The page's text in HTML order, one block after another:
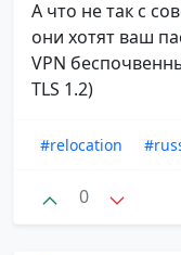
А что не так с
они хотят ваш
VPN
TLS 1.2)
#relocation
0